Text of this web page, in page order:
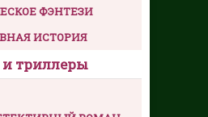
ФЭНТЕЗИ
ИСТОРИЯ
триллеры